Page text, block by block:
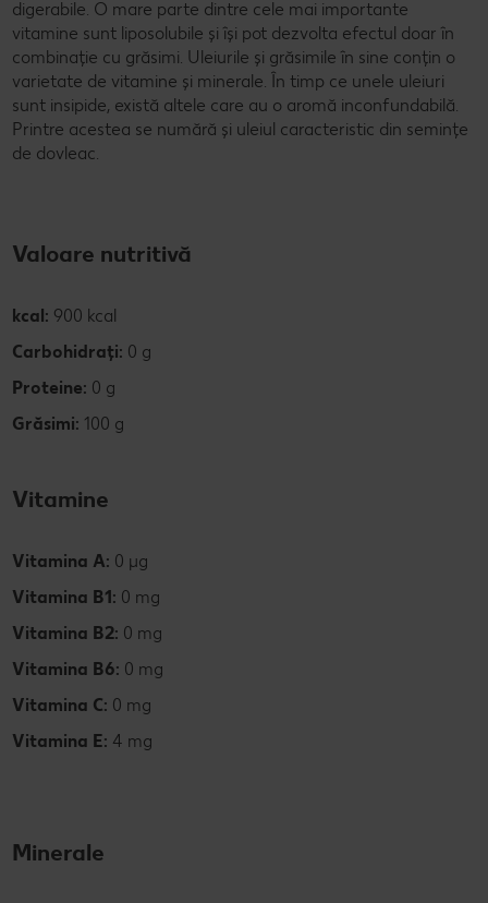
digerabile. O mare parte dintre cele mai importante
vitamine sunt liposolubile și își pot dezvolta efectul doar în
combinație cu grăsimi. Uleiurile și grăsimile în sine conțin o
varietate de vitamine și minerale. În timp ce unele uleiuri
sunt insipide, există altele care au o aromă inconfundabilă.
Printre acestea se numără și uleiul caracteristic din semințe
de dovleac.
Valoare nutritivă
kcal: 900 kcal
Carbohidrați: 0 g
Proteine: 0 g
Grăsimi: 100 g
Vitamine
Vitamina A: 0 µg
Vitamina B1: 0 mg
Vitamina B2: 0 mg
Vitamina B6: 0 mg
Vitamina C: 0 mg
Vitamina E: 4 mg
Minerale